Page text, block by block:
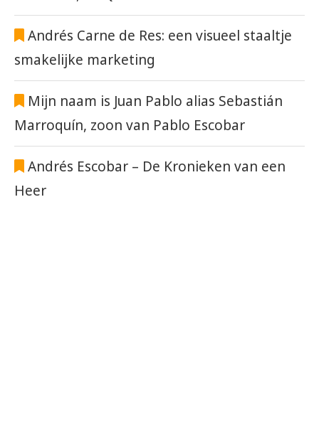
Andrés Carne de Res: een visueel staaltje
smakelijke marketing
Mijn naam is Juan Pablo alias Sebastián
Marroquín, zoon van Pablo Escobar
Andrés Escobar – De Kronieken van een
Heer